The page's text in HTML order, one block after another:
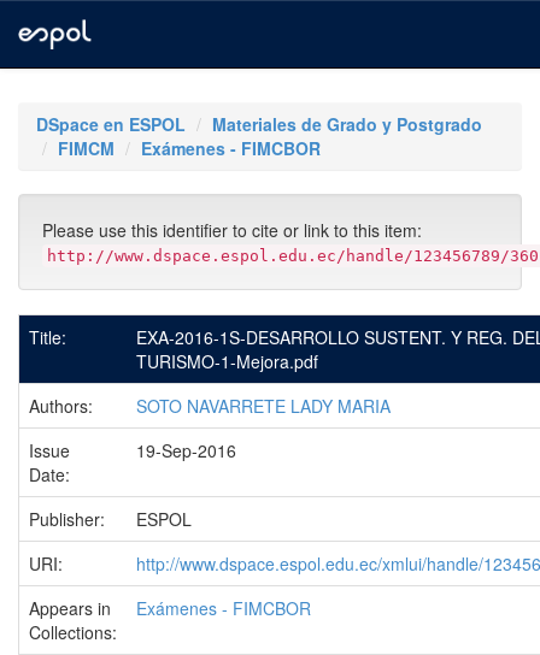
navigationDSpace en ESPOL
Materiales de Grado y Postgrado
FIMCM
Exámenes - FIMCBOR
Please use this identifier to cite or link to this item:
http://www.dspace.espol.edu.ec/handle/123456789/
Title:
EXA-2016-1S-DESARROLLO SUSTENT. Y REG.
TURISMO-1-Mejora.pdf
Authors:
SOTO NAVARRETE LADY MARIA
Issue
Date:
19-Sep-2016
Publisher:
ESPOL
URI:
http://www.dspace.espol.edu.ec/xmlui/handle/
Appears in
Collections:
Exámenes - FIMCBOR